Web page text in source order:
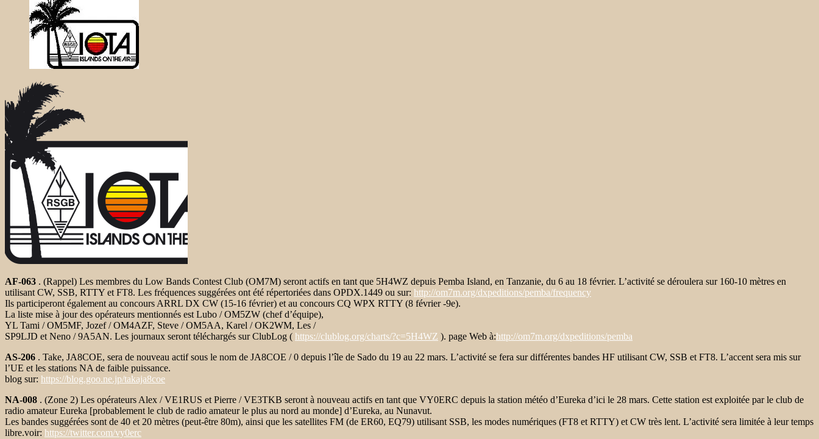
AF-063 . (Rappel) Les membres du Low Bands Contest Club (OM7M) seront actifs en tant que 5H4WZ depuis Pemba Island, en Tanzanie, du 6 au 18 février. L’activité se déroulera sur 160-10 mètres en
utilisant CW, SSB, RTTY et FT8. Les fréquences suggérées ont été répertoriées dans OPDX.1449 ou sur: http://om7m.org/dxpeditions/pemba/frequency
Ils participeront également au concours ARRL DX CW (15-16 février) et au concours CQ WPX RTTY (8 février -9e).
La liste mise à jour des opérateurs mentionnés est Lubo / OM5ZW (chef d’équipe),
YL Tami / OM5MF, Jozef / OM4AZF, Steve / OM5AA, Karel / OK2WM, Les /
SP9LJD et Neno / 9A5AN. Les journaux seront téléchargés sur ClubLog ( https://clublog.org/charts/?c=5H4WZ ). page Web à:http://om7m.org/dxpeditions/pemba
AS-206 . Take, JA8COE, sera de nouveau actif sous le nom de JA8COE / 0 depuis l’île de Sado du 19 au 22 mars. L’activité se fera sur différentes bandes HF utilisant CW, SSB et FT8. L’accent sera mis sur
l’UE et les stations NA de faible puissance.
blog sur: https://blog.goo.ne.jp/takaja8coe
NA-008 . (Zone 2) Les opérateurs Alex / VE1RUS et Pierre / VE3TKB seront à nouveau actifs en tant que VY0ERC depuis la station météo d’Eureka d’ici le 28 mars. Cette station est exploitée par le club de
radio amateur Eureka [probablement le club de radio amateur le plus au nord au monde] d’Eureka, au Nunavut.
Les bandes suggérées sont de 40 et 20 mètres (peut-être 80m), ainsi que les satellites FM (de ER60, EQ79) utilisant SSB, les modes numériques (FT8 et RTTY) et CW très lent. L’activité sera limitée à leur temps
libre.voir: https://twitter.com/vy0erc